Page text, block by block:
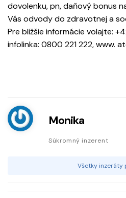
dovolenku, pn, daňový bonus
Vás odvody do zdravotnej a
Pre bližšie informácie volajte:
infolinka: 0800 221 222, www.
Monika
Súkromný inzerent
Všetky inzeráty